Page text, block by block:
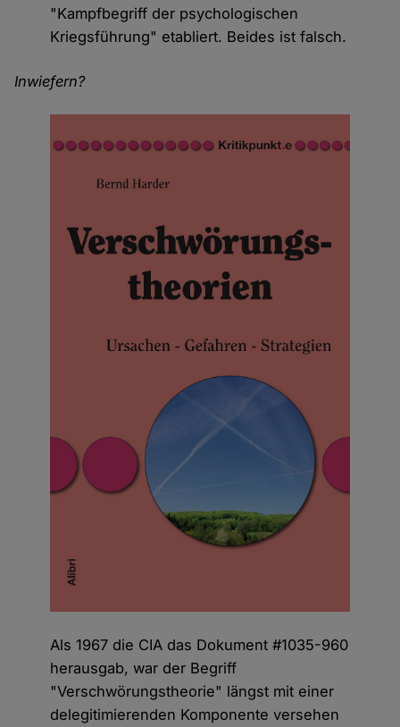
"Kampfbegriff der psychologischen
Kriegsführung" etabliert. Beides ist falsch.
Inwiefern?
Als 1967 die CIA das Dokument #1035-960
herausgab, war der Begriff
"Verschwörungstheorie" längst mit einer
delegitimierenden Komponente versehen